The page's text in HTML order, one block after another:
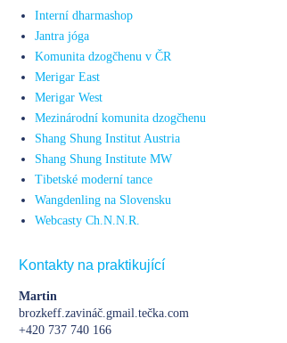
Interní dharmashop
Jantra jóga
Komunita dzogčhenu v ČR
Merigar East
Merigar West
Mezinárodní komunita dzogčhenu
Shang Shung Institut Austria
Shang Shung Institute MW
Tibetské moderní tance
Wangdenling na Slovensku
Webcasty Ch.N.N.R.
Kontakty na praktikující
Martin
brozkeff.zavináč.gmail.tečka.com
+420 737 740 166